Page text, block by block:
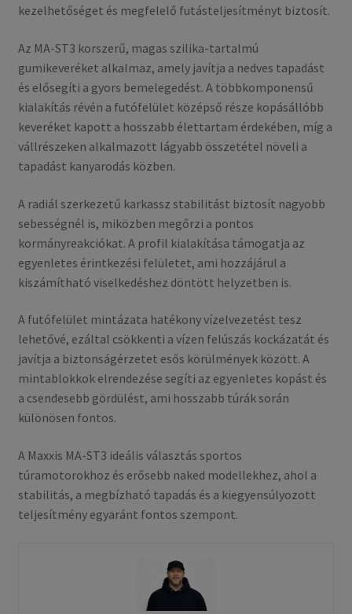
kezelhetőséget és megfelelő futásteljesítményt biztosít.
Az MA-ST3 korszerű, magas szilika-tartalmú
gumikeveréket alkalmaz, amely javítja a nedves tapadást
és elősegíti a gyors bemelegedést. A többkomponensű
kialakítás révén a futófelület középső része kopásállóbb
keveréket kapott a hosszabb élettartam érdekében, míg a
vállrészeken alkalmazott lágyabb összetétel növeli a
tapadást kanyarodás közben.
A radiál szerkezetű karkassz stabilitást biztosít nagyobb
sebességnél is, miközben megőrzi a pontos
kormányreakciókat. A profil kialakítása támogatja az
egyenletes érintkezési felületet, ami hozzájárul a
kiszámítható viselkedéshez döntött helyzetben is.
A futófelület mintázata hatékony vízelvezetést tesz
lehetővé, ezáltal csökkenti a vízen felúszás kockázatát és
javítja a biztonságérzetet esős körülmények között. A
mintablokkok elrendezése segíti az egyenletes kopást és
a csendesebb gördülést, ami hosszabb túrák során
különösen fontos.
A Maxxis MA-ST3 ideális választás sportos
túramotorokhoz és erősebb naked modellekhez, ahol a
stabilitás, a megbízható tapadás és a kiegyensúlyozott
teljesítmény egyaránt fontos szempont.